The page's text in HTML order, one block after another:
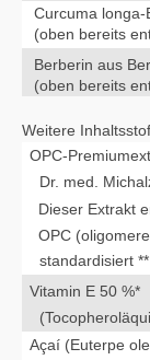
Curcuma longa-
(oben bereits
Berberin aus
(oben bereits
Weitere
OPC-
Dr. med.
Dieser Extrakt
OPC
standardisiert **
Vitamin E 50 %*
Açaí (Euterpe